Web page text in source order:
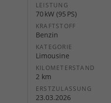
LEISTUNG
70 kW (95 PS)
KRAFTSTOFF
Benzin
KATEGORIE
Limousine
KILOMETERSTAND
2 km
ERSTZULASSUNG
23.03.2026